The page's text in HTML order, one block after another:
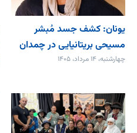
یونان: کشف جسد مُبشر
مسیحی بریتانیایی در چمدان
چهارشنبه، ۱۴ مرداد، ۱۴۰۵